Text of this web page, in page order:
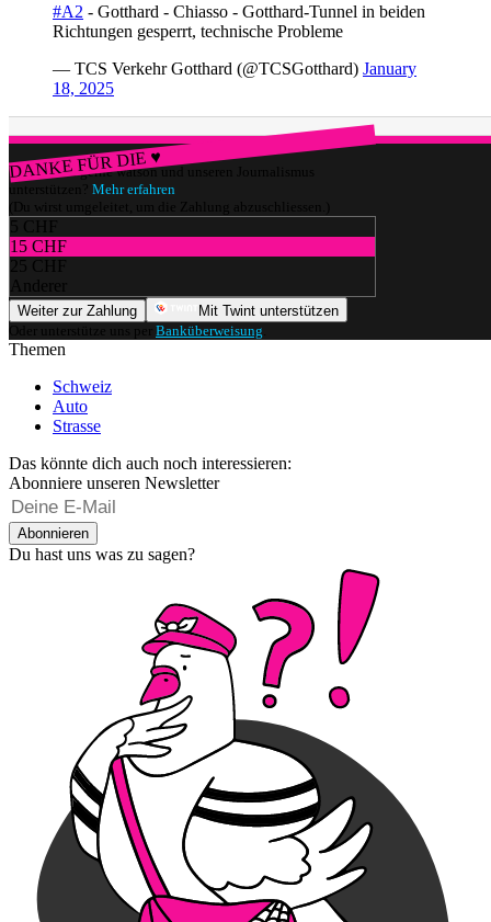
#A2 - Gotthard - Chiasso - Gotthard-Tunnel in beiden
Richtungen gesperrt, technische Probleme
— TCS Verkehr Gotthard (@TCSGotthard) January
18, 2025
DANKE FÜR DIE ♥
Würdest du gerne watson und unseren Journalismus
unterstützen? Mehr erfahren
(Du wirst umgeleitet, um die Zahlung abzuschliessen.)
5 CHF
15 CHF
25 CHF
Anderer
Weiter zur Zahlung
Mit Twint unterstützen
Oder unterstütze uns per Banküberweisung
Themen
Schweiz
Auto
Strasse
Das könnte dich auch noch interessieren:
Abonniere unseren Newsletter
Abonnieren
Du hast uns was zu sagen?